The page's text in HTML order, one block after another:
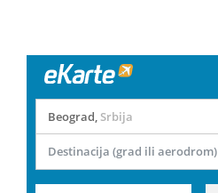
Beograd, Srbija
Destinacija (grad ili aerodrom)